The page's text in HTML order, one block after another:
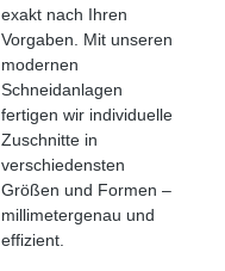
exakt nach Ihren
Vorgaben. Mit unseren
modernen
Schneidanlagen
fertigen wir individuelle
Zuschnitte in
verschiedensten
Größen und Formen –
millimetergenau und
effizient.